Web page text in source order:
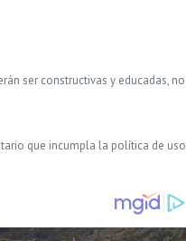
ser constructivas y educadas, no
que incumpla la política de uso